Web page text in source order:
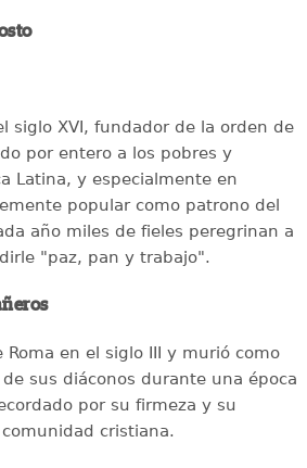
siglo XVI, fundador de la orden de
por entero a los pobres y
Latina, y especialmente en
popular como patrono del
año miles de fieles peregrinan a
"paz, pan y trabajo".
Roma en el siglo III y murió como
sus diáconos durante una época
por su firmeza y su
cristiana.